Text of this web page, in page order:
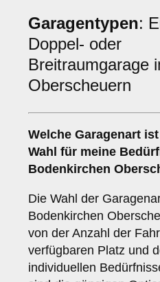
Garagentypen:
Doppel- oder
Breitraumgarage
Oberscheuern
Welche Garagenart
Wahl für meine
Bodenkirchen
Die Wahl der
Bodenkirchen
von der Anzahl der
verfügbaren Platz und
individuellen